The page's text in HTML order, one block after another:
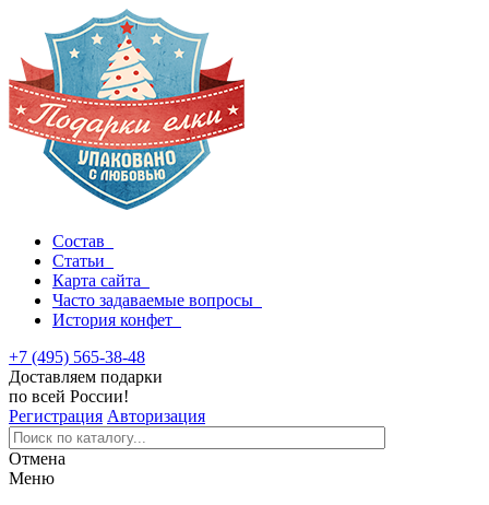
Состав
Статьи
Карта сайта
Часто задаваемые вопросы
История конфет
+7 (495) 565-38-48
Доставляем подарки
по всей России!
Регистрация Авторизация
Отмена
Меню